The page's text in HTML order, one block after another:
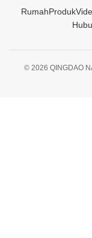
RumahProduk
© 2026 QINGDAO